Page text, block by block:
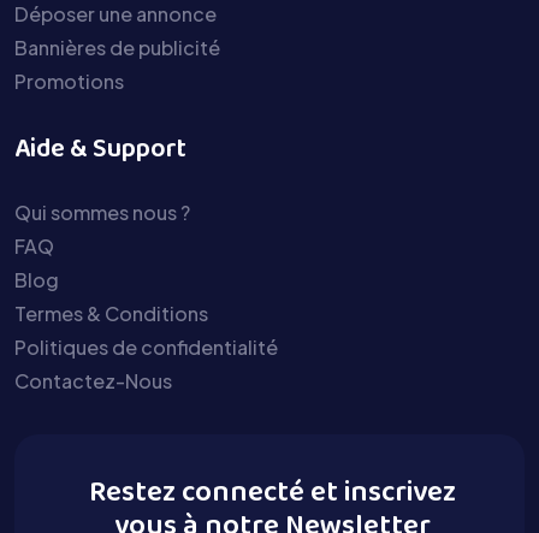
Déposer une annonce
Bannières de publicité
Promotions
Aide & Support
Qui sommes nous ?
FAQ
Blog
Termes & Conditions
Politiques de confidentialité
Contactez-Nous
Restez connecté et inscrivez